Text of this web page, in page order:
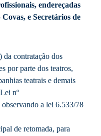
endereçadas
e Secretários de
da contratação dos
por parte dos teatros,
teatrais e demais
nº
a lei 6.533/78
de retomada, para